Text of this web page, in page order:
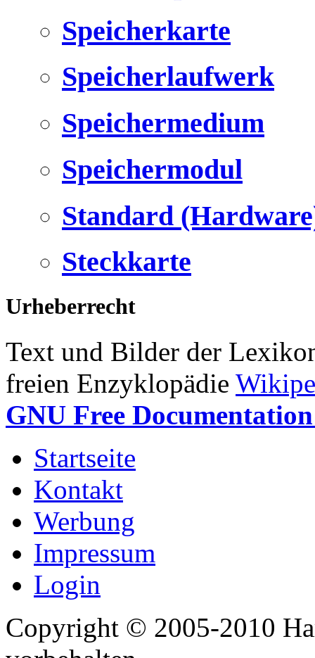
Speicherkarte
Speicherlaufwerk
Speichermedium
Speichermodul
Standard
Steckkarte
Urheberrecht
Text und Bilder der
freien Enzyklopädie
GNU Free
Startseite
Kontakt
Werbung
Impressum
Login
Copyright © 2005-2010